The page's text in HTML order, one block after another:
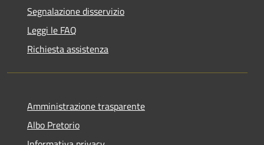
Segnalazione disservizio
Leggi le FAQ
Richiesta assistenza
Amministrazione trasparente
Albo Pretorio